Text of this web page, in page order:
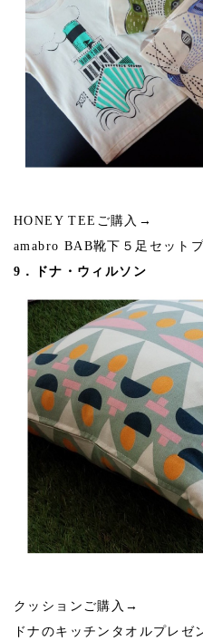
HONEY TEEご購入→
amabro BAB靴下５足セット
9．ドナ・ウィルソン
クッションご購入→
ドナのキッチンタオルプレゼ